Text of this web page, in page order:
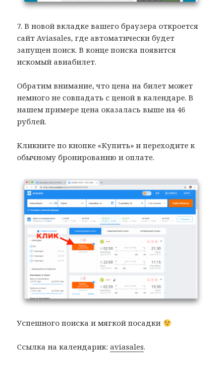
7. В новой вкладке вашего браузера откроется
сайт Aviasales, где автоматически будет
запущен поиск. В конце поиска появится
искомый авиабилет.
Обратим внимание, что цена на билет может
немного не совпадать с ценой в календаре. В
нашем примере цена оказалась выше на 46
рублей.
Кликните по кнопке «Купить» и переходите к
обычному бронированию и оплате.
Успешного поиска и мягкой посадки
Ссылка на календарик:aviasales.